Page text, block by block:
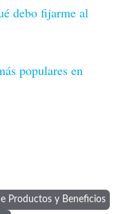
debo fijarme al
populares en
Productos y Beneficios